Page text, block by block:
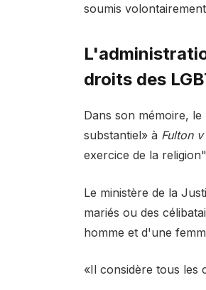
soumis
droits des
Dans son mémoire,
substantiel» à Fulton
exercice de la
Le ministère de la
mariés ou des
homme et d'une
«Il considère tous les